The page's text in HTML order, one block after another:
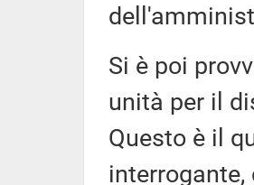
Si è poi
unità per il
Questo è il